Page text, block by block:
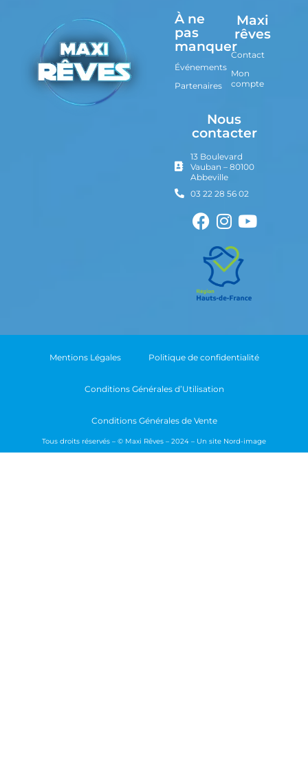
À ne
pas
manquer
Événements
Partenaires
Maxi
rêves
Contact
Mon
compte
Nous
contacter
13 Boulevard
Vauban – 80100
Abbeville
03 22 28 56 02
Mentions Légales Politique de confidentialité
Conditions Générales d’Utilisation
Conditions Générales de Vente
Tous droits réservés – © Maxi Rêves – 2024 – Un site Nord-image